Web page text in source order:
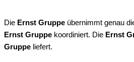
Die Ernst Gruppe übernimmt genau
Ernst Gruppe koordiniert. Die Ernst
Gruppe liefert.